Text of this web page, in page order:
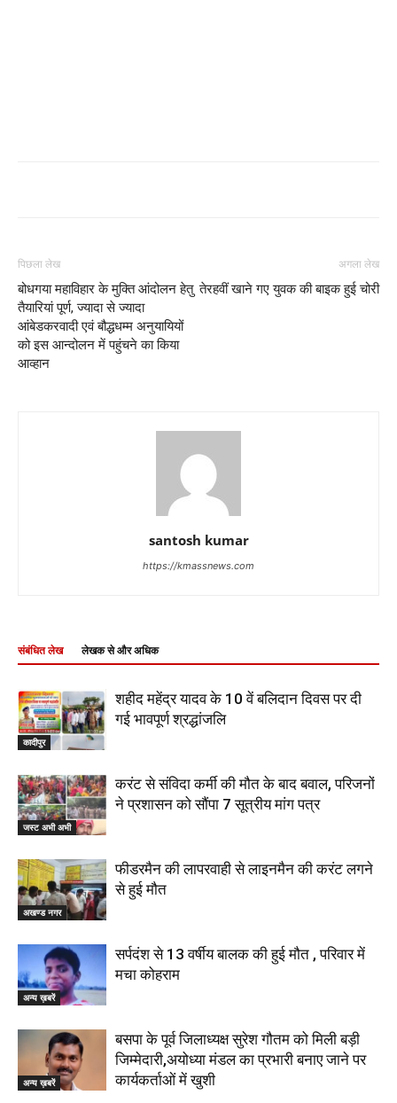
पिछला लेख
बोधगया महाविहार के मुक्ति आंदोलन हेतु
तैयारियां पूर्ण, ज्यादा से ज्यादा
आंबेडकरवादी एवं बौद्धधम्म अनुयायियों
को इस आन्दोलन में पहुंचने का किया
आव्हान
अगला लेख
तेरहवीं खाने गए युवक की बाइक हुई चोरी
santosh kumar
https://kmassnews.com
संबंधित लेख लेखक से और अधिक
कादीपुर
शहीद महेंद्र यादव के 10 वें बलिदान दिवस पर दी
गई भावपूर्ण श्रद्धांजलि
जस्ट अभी अभी
करंट से संविदा कर्मी की मौत के बाद बवाल, परिजनों
ने प्रशासन को सौंपा 7 सूत्रीय मांग पत्र
अखण्ड नगर
फीडरमैन की लापरवाही से लाइनमैन की करंट लगने
से हुई मौत
अन्य ख़बरें
सर्पदंश से 13 वर्षीय बालक की हुई मौत , परिवार में
मचा कोहराम
अन्य ख़बरें
बसपा के पूर्व जिलाध्यक्ष सुरेश गौतम को मिली बड़ी
जिम्मेदारी,अयोध्या मंडल का प्रभारी बनाए जाने पर
कार्यकर्ताओं में खुशी